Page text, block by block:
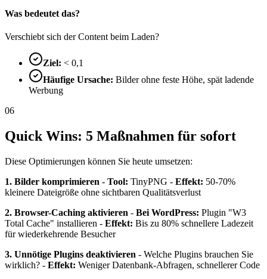
Was bedeutet das?
Verschiebt sich der Content beim Laden?
Ziel: < 0,1
Häufige Ursache: Bilder ohne feste Höhe, spät ladende
Werbung
06
Quick Wins: 5 Maßnahmen für sofort
Diese Optimierungen können Sie heute umsetzen:
1. Bilder komprimieren - Tool: TinyPNG - Effekt: 50-70%
kleinere Dateigröße ohne sichtbaren Qualitätsverlust
2. Browser-Caching aktivieren - Bei WordPress: Plugin "W3
Total Cache" installieren - Effekt: Bis zu 80% schnellere Ladezeit
für wiederkehrende Besucher
3. Unnötige Plugins deaktivieren - Welche Plugins brauchen Sie
wirklich? - Effekt: Weniger Datenbank-Abfragen, schnellerer Code